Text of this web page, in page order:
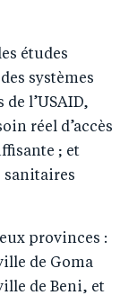
études
systèmes
de l’USAID,
réel d’accès
; et
sanitaires
provinces :
de Goma
de Beni, et